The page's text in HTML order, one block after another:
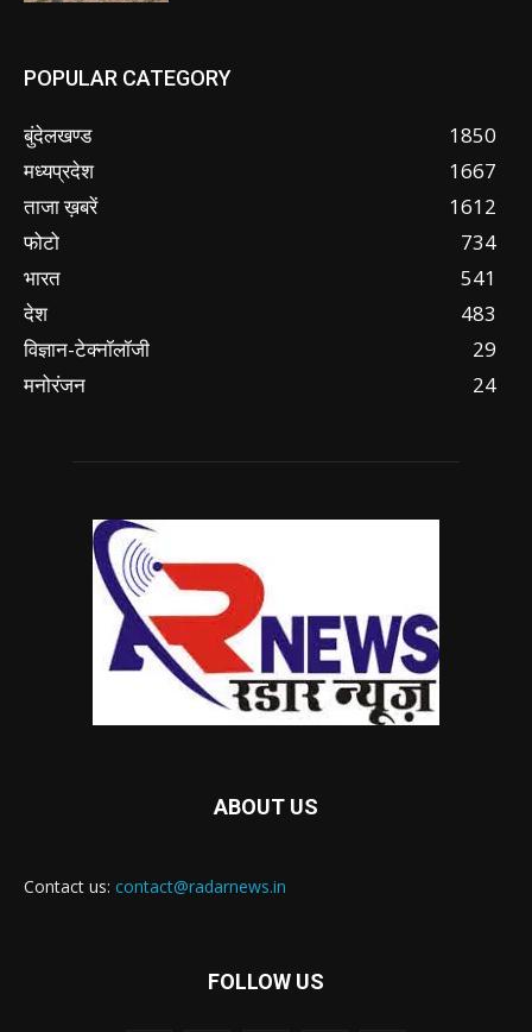
POPULAR CATEGORY
बुंदेलखण्ड
1850
मध्यप्रदेश
1667
ताजा ख़बरें
1612
फोटो
734
भारत
541
देश
483
विज्ञान-टेक्नॉलॉजी
29
मनोरंजन
24
ABOUT US
Contact us: contact@radarnews.in
FOLLOW US